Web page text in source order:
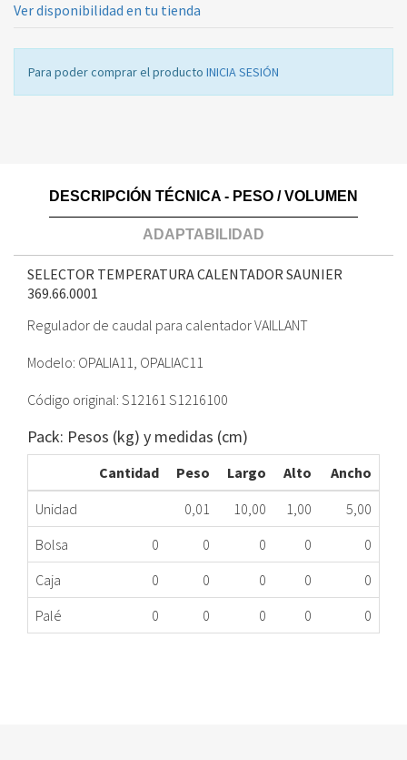
Ver disponibilidad en tu tienda
Para poder comprar el producto INICIA SESIÓN
DESCRIPCIÓN TÉCNICA - PESO / VOLUMEN
ADAPTABILIDAD
SELECTOR TEMPERATURA CALENTADOR SAUNIER
369.66.0001
Regulador de caudal para calentador VAILLANT
Modelo: OPALIA11, OPALIAC11
Código original: S12161 S1216100
Pack: Pesos (kg) y medidas (cm)
Cantidad Peso Largo Alto
Ancho
Unidad
0,01 10,00 1,00
5,00
Bolsa
0 0 0 0
0
Caja
0 0 0 0
0
Palé
0 0 0 0 0